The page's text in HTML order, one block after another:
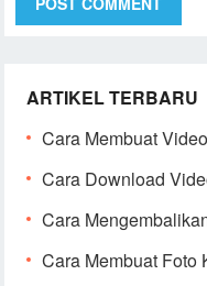
ARTIKEL TERBARU
Cara Membuat
Cara Download
Cara
Cara Membuat Foto